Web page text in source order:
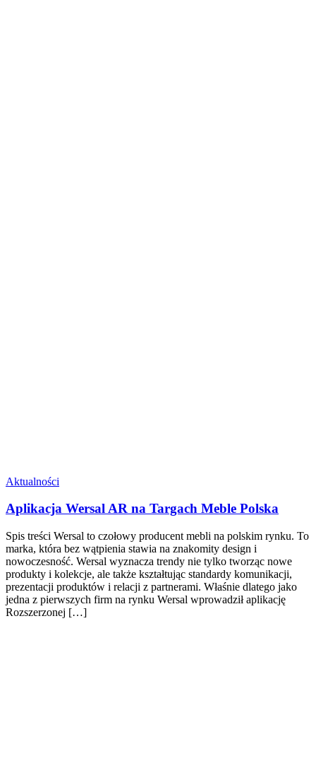
Aktualności
Aplikacja Wersal AR na Targach Meble Polska
Spis treści Wersal to czołowy producent mebli na polskim rynku. To
marka, która bez wątpienia stawia na znakomity design i
nowoczesność. Wersal wyznacza trendy nie tylko tworząc nowe
produkty i kolekcje, ale także kształtując standardy komunikacji,
prezentacji produktów i relacji z partnerami. Właśnie dlatego jako
jedna z pierwszych firm na rynku Wersal wprowadził aplikację
Rozszerzonej […]